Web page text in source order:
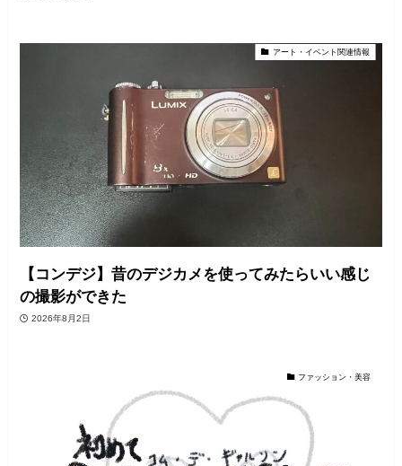
アート・イベント関連情報
【コンデジ】昔のデジカメを使ってみたらいい感じ
の撮影ができた
2026年8月2日
ファッション・美容